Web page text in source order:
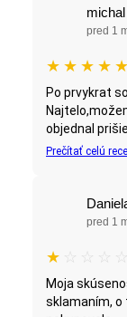
pred 1
★ ★ ★ ★ ★
Po prvykrat
objednal
Prečítať celú
pred 1
★ ☆ ☆ ☆ ☆
Moja
sklamaním, o